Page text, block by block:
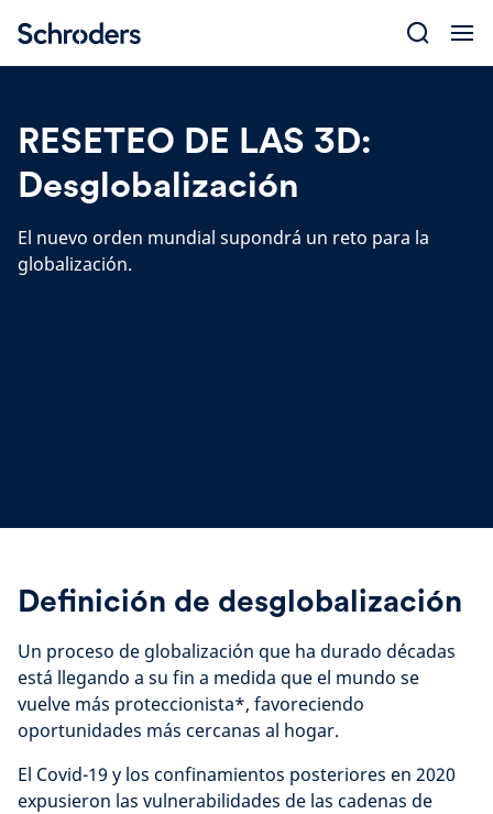
content
RESETEO DE LAS 3D:
Desglobalización
El nuevo orden mundial supondrá un reto para la
globalización.
Definición de desglobalización
Un proceso de globalización que ha durado décadas
está llegando a su fin a medida que el mundo se
vuelve más proteccionista*, favoreciendo
oportunidades más cercanas al hogar.
El Covid-19 y los confinamientos posteriores en 2020
expusieron las vulnerabilidades de las cadenas de